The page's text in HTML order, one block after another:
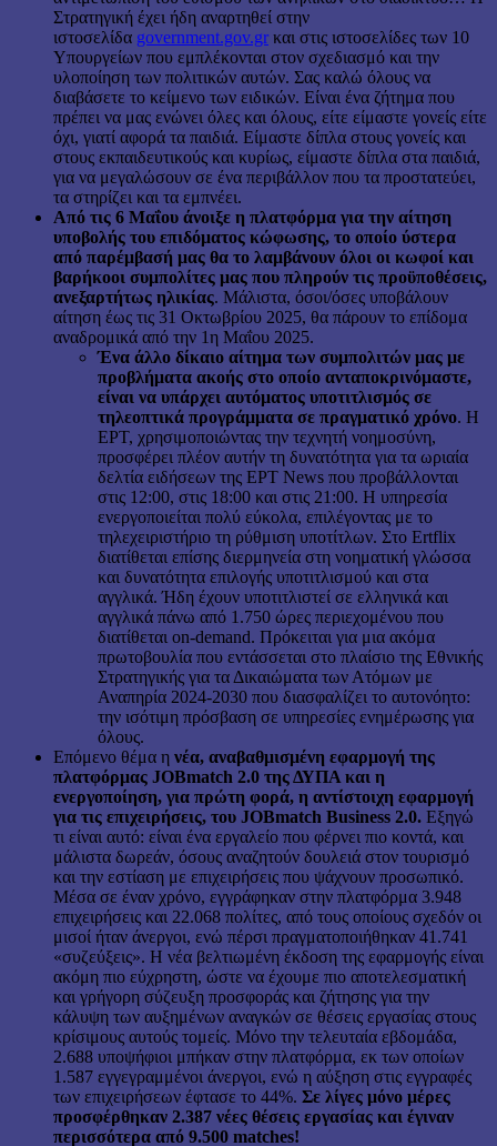
Στρατηγική έχει ήδη αναρτηθεί στην
ιστοσελίδα government.gov.gr και στις ιστοσελίδες των 10
Υπουργείων που εμπλέκονται στον σχεδιασμό και την
υλοποίηση των πολιτικών αυτών. Σας καλώ όλους να
διαβάσετε το κείμενο των ειδικών. Είναι ένα ζήτημα που
πρέπει να μας ενώνει όλες και όλους, είτε είμαστε γονείς είτε
όχι, γιατί αφορά τα παιδιά. Είμαστε δίπλα στους γονείς και
στους εκπαιδευτικούς και κυρίως, είμαστε δίπλα στα παιδιά,
για να μεγαλώσουν σε ένα περιβάλλον που τα προστατεύει,
τα στηρίζει και τα εμπνέει.
Από τις 6 Μαΐου άνοιξε η πλατφόρμα για την αίτηση
υποβολής του επιδόματος κώφωσης, το οποίο ύστερα
από παρέμβασή μας θα το λαμβάνουν όλοι οι κωφοί και
βαρήκοοι συμπολίτες μας που πληρούν τις προϋποθέσεις,
ανεξαρτήτως ηλικίας. Μάλιστα, όσοι/όσες υποβάλουν
αίτηση έως τις 31 Οκτωβρίου 2025, θα πάρουν το επίδομα
αναδρομικά από την 1η Μαΐου 2025.
Ένα άλλο δίκαιο αίτημα των συμπολιτών μας με
προβλήματα ακοής στο οποίο ανταποκρινόμαστε,
είναι να υπάρχει αυτόματος υποτιτλισμός σε
τηλεοπτικά προγράμματα σε πραγματικό χρόνο. Η
ΕΡΤ, χρησιμοποιώντας την τεχνητή νοημοσύνη,
προσφέρει πλέον αυτήν τη δυνατότητα για τα ωριαία
δελτία ειδήσεων της ΕΡΤ News που προβάλλονται
στις 12:00, στις 18:00 και στις 21:00. Η υπηρεσία
ενεργοποιείται πολύ εύκολα, επιλέγοντας με το
τηλεχειριστήριο τη ρύθμιση υποτίτλων. Στο Ertflix
διατίθεται επίσης διερμηνεία στη νοηματική γλώσσα
και δυνατότητα επιλογής υποτιτλισμού και στα
αγγλικά. Ήδη έχουν υποτιτλιστεί σε ελληνικά και
αγγλικά πάνω από 1.750 ώρες περιεχομένου που
διατίθεται on-demand. Πρόκειται για μια ακόμα
πρωτοβουλία που εντάσσεται στο πλαίσιο της Εθνικής
Στρατηγικής για τα Δικαιώματα των Ατόμων με
Αναπηρία 2024-2030 που διασφαλίζει το αυτονόητο:
την ισότιμη πρόσβαση σε υπηρεσίες ενημέρωσης για
όλους.
Επόμενο θέμα η νέα, αναβαθμισμένη εφαρμογή της
πλατφόρμας JOBmatch 2.0 της ΔΥΠΑ και η
ενεργοποίηση, για πρώτη φορά, η αντίστοιχη εφαρμογή
για τις επιχειρήσεις, του JOBmatch Business 2.0. Εξηγώ
τι είναι αυτό: είναι ένα εργαλείο που φέρνει πιο κοντά, και
μάλιστα δωρεάν, όσους αναζητούν δουλειά στον τουρισμό
και την εστίαση με επιχειρήσεις που ψάχνουν προσωπικό.
Μέσα σε έναν χρόνο, εγγράφηκαν στην πλατφόρμα 3.948
επιχειρήσεις και 22.068 πολίτες, από τους οποίους σχεδόν οι
μισοί ήταν άνεργοι, ενώ πέρσι πραγματοποιήθηκαν 41.741
«συζεύξεις». Η νέα βελτιωμένη έκδοση της εφαρμογής είναι
ακόμη πιο εύχρηστη, ώστε να έχουμε πιο αποτελεσματική
και γρήγορη σύζευξη προσφοράς και ζήτησης για την
κάλυψη των αυξημένων αναγκών σε θέσεις εργασίας στους
κρίσιμους αυτούς τομείς. Μόνο την τελευταία εβδομάδα,
2.688 υποψήφιοι μπήκαν στην πλατφόρμα, εκ των οποίων
1.587 εγγεγραμμένοι άνεργοι, ενώ η αύξηση στις εγγραφές
των επιχειρήσεων έφτασε το 44%. Σε λίγες μόνο μέρες
προσφέρθηκαν 2.387 νέες θέσεις εργασίας και έγιναν
περισσότερα από 9.500 matches!